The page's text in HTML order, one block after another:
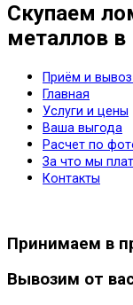
Скупаем
металлов
Приём и
Главная
Услуги и цены
Ваша выгода
Расчет по
За что мы
Контакты
Принимаем в
Вывозим от